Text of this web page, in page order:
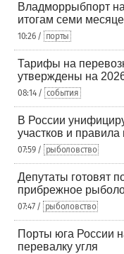
Владморрыбпорт
итогам семи
10:26 / порты
Тарифы на
утверждены на
08:14 / события
В России
участков и
07:59 / рыболовство
Депутаты готовят
прибрежное
07:47 / рыболовство
Порты юга России
перевалку угля